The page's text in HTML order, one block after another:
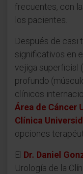
frecuentes, con
los pacientes.
Después de casi
significativos en
vejiga superficial
profundo
clínicos
Área de Cáncer
Clínica
opciones
El Dr. Daniel
Urología de la